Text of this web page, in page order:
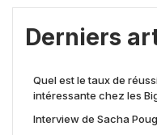
Derniers
Quel est le taux de
intéressante chez les
Interview de Sacha